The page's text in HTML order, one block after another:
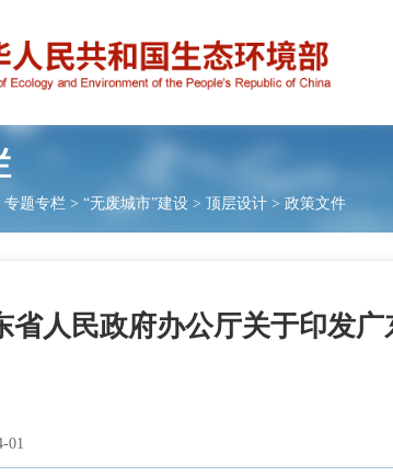
专题专栏 > “无废城市”建设 > 顶层设计 > 政策文件
省人民政府办公厅关于印发
01